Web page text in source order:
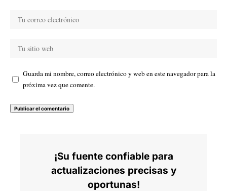
Guarda mi nombre, correo electrónico y web en este navegador para la
próxima vez que comente.
¡Su fuente confiable para
actualizaciones precisas y
oportunas!